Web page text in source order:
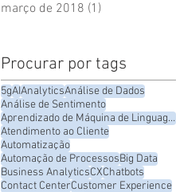
março de 2018 (1)
Procurar por tags
5gAIAnalyticsAnálise de Dados
Análise de Sentimento
Aprendizado de Máquina de Linguagem
Atendimento ao Cliente
Automatização
Automação de ProcessosBig Data
Business AnalyticsCXChatbots
Contact CenterCustomer Experience